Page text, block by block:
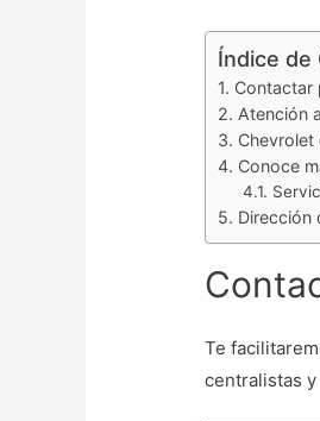
Índice de
Contactar
Atención
Conoce
Dirección
Te
centralistas